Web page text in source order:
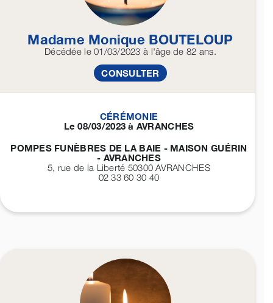
Madame Monique BOUTELOUP
Décédéele 01/03/2023 à l'âge de 82 ans.
CONSULTER
CÉRÉMONIE
Le 08/03/2023 à AVRANCHES
POMPES FUNÈBRES DE LA BAIE - MAISON GUÉRIN
- AVRANCHES
5, rue de la Liberté 50300AVRANCHES
02 33 60 30 40